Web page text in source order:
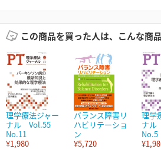
この商品を買った人は、こんな商
理学療法ジャー
ナル Vol.55
No.11
¥1,980
バランス障害リ
ハビリテーショ
ン
¥5,720
理学
ナ
No.5